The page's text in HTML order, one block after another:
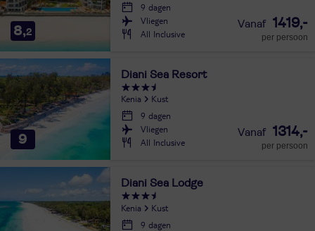
8,2
9 dagen
Vliegen
All Inclusive
1419,-
per persoon
9
Diani Sea Resort
Kenia
Kust
9 dagen
Vliegen
All Inclusive
1314,-
per persoon
Diani Sea Lodge
Kenia
Kust
9 dagen